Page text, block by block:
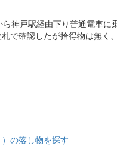
神戸駅経由下り普通電車
で確認したが拾得物は無く
の落し物を探す